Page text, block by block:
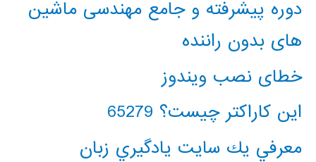
دوره پیشرفته و جامع مهندسی ماشین
های بدون راننده
خطای نصب ویندوز
این کاراکتر چیست؟ 65279
معرفي يك سايت يادگيري زبان